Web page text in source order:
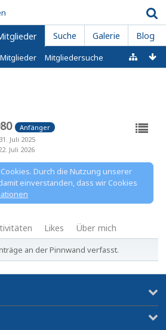
Suche Galerie Blog
Mitgliedersuche
Anfänger
Juli 2025
Juli 2026
Durch die Nutzung unserer
einverstanden, dass wir Cookies
Likes Über mich
an der Pinnwand verfasst.